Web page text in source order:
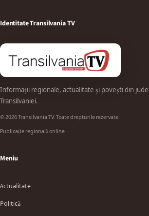
Identitate Transilvania TV
Informații regionale, actualitate și povești din
Transilvaniei.
© 2026 Transilvania TV. Toate drepturile rezervate.
Publicație regională online
Meniu
Actualitate
Politică